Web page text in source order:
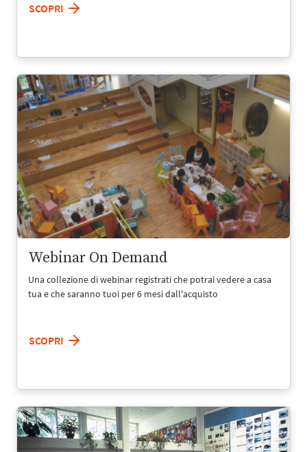
SCOPRI
Webinar On Demand
Una collezione di webinar registrati che potrai vedere a casa
tua e che saranno tuoi per 6 mesi dall'acquisto
SCOPRI